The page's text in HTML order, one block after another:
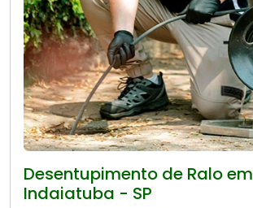
Desentupimento de Ralo em
Indaiatuba - SP